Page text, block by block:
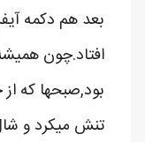
بعد هم دکمه
افتاد.چون
بود,صبحها که
تنش میکرد و